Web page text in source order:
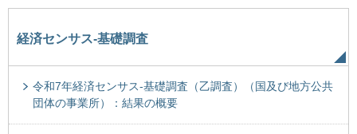
経済センサス-基礎調査
令和7年経済センサス-基礎調査（乙調査）（国及び地方公共
団体の事業所）：結果の概要